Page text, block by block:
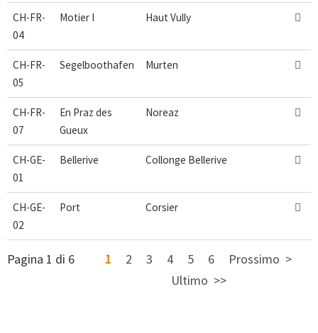
CH-FR-
04
Motier I Haut Vully 
CH-FR-
05
Segelboothafen Murten 
CH-FR-
07
En Praz des
Gueux
Noreaz 
CH-GE-
01
Bellerive Collonge Bellerive 
CH-GE-
02
Port Corsier 
Pagina 1 di 6 1 2 3 4 5 6
Prossimo
Ultimo